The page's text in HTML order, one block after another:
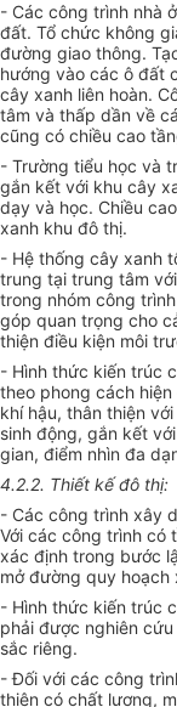
- Các công trình nhà
đất. Tổ chức không
đường giao thông.
hướng vào các ô đất
cây xanh liên hoàn.
tâm và thấp dần về
cũng có chiều cao
- Trường tiểu học và
gắn kết với khu cây
dạy và học. Chiều
xanh khu đô thị.
- Hệ thống cây xanh
trung tại trung tâm
trong nhóm công
góp quan trọng cho
thiện điều kiện môi
- Hình thức kiến trúc
theo phong cách
khí hậu, thân thiện
sinh động, gắn kết
gian, điểm nhìn đa
4.2.2. Thiết kế đô thị:
- Các công trình xây
Với các công trình có
xác định trong bước
mở đường quy hoạch
- Hình thức kiến trúc
phải được nghiên
sắc riêng.
- Đối với các công
thiện có chất lượng,